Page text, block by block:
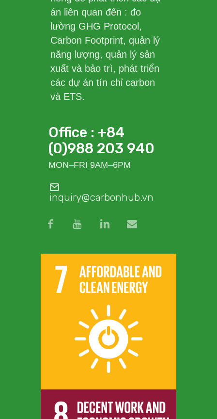
án liên quan đến : đo
lường GHG Protocol,
Carbon Footprint, quản lý
năng lượng, quản lý sản
xuất và bảo trì, phát triển
các dự án tín chỉ carbon
và ETS.
Office : +84
(0)988 203 940
MON–FRI 9AM–6PM
inquiry@carbonhub.vn